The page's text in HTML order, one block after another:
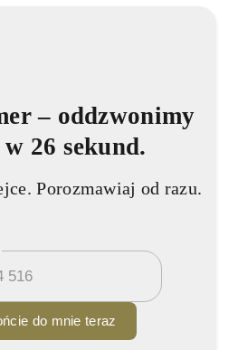
– oddzwonimy
26 sekund.
Porozmawiaj od razu.
do mnie teraz